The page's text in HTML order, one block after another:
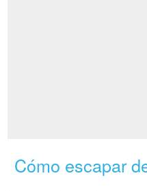
Cómo escapar